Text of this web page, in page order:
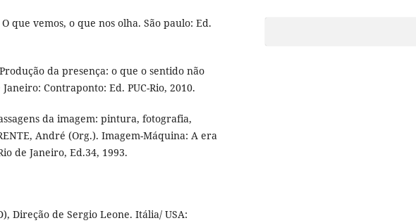
que vemos, o que nos olha. São paulo: Ed.
da presença: o que o sentido não
Contraponto: Ed. PUC-Rio, 2010.
da imagem: pintura, fotografia,
André (Org.). Imagem-Máquina: A era
de Janeiro, Ed.34, 1993.
Direção de Sergio Leone. Itália/ USA: